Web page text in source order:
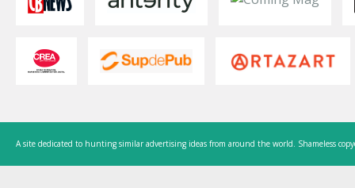
A site dedicated to hunting similar advertising ideas from around the world. Shameless